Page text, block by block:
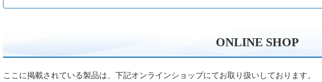
ONLINE SHOP
ここに掲載されている製品は、下記オンラインショップにてお取り扱いしております。